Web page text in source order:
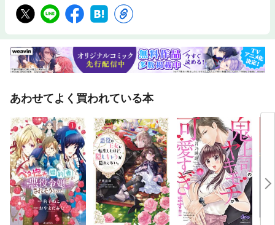
あわせてよく買われている本